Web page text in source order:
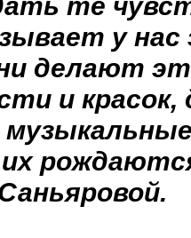
у нас
делают
и красок,